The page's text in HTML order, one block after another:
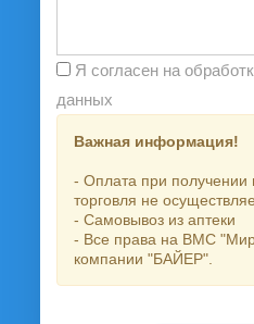
данных
Важная информация!
- Оплата при получении
торговля не
- Самовывоз из аптеки
- Все права на ВМС
компании "БАЙЕР".